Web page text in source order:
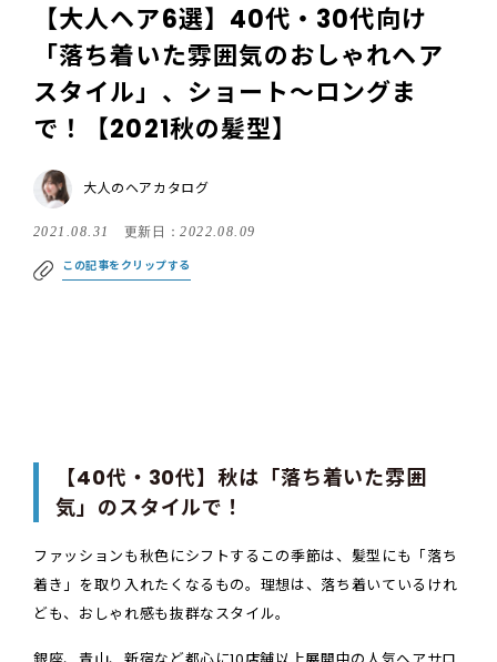
【大人ヘア6選】40代・30代向け
「落ち着いた雰囲気のおしゃれヘア
スタイル」、ショート〜ロングま
で！【2021秋の髪型】
大人のヘアカタログ
2021.08.31 更新日：2022.08.09
この記事をクリップする
【40代・30代】秋は「落ち着いた雰囲
気」のスタイルで！
ファッションも秋色にシフトするこの季節は、髪型にも「落ち
着き」を取り入れたくなるもの。理想は、落ち着いているけれ
ども、おしゃれ感も抜群なスタイル。